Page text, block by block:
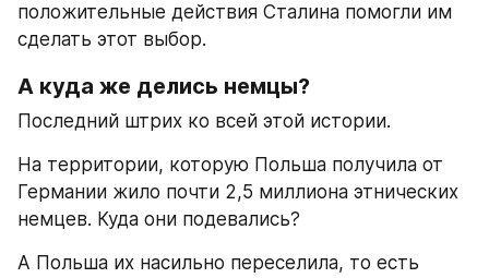
положительные действия Сталина помогли им
сделать этот выбор.
А куда же делись немцы?
Последний штрих ко всей этой истории.
На территории, которую Польша получила от
Германии жило почти 2,5 миллиона этнических
немцев. Куда они подевались?